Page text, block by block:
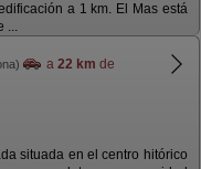
a 1 km. El Mas está
...
a 22 km de
situada en el centro hitórico